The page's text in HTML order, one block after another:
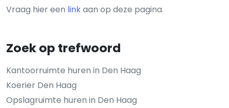
Vraag hier een linkaan op deze pagina.
Zoek op trefwoord
Kantoorruimte huren in Den Haag
Koerier Den Haag
Opslagruimte huren in Den Haag